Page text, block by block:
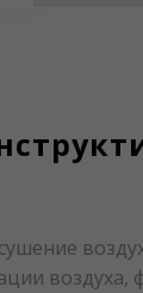
воздуха,